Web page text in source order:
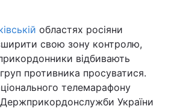
областях росіяни
свою зону контролю,
відбивають
противника просуватися.
телемарафону
України